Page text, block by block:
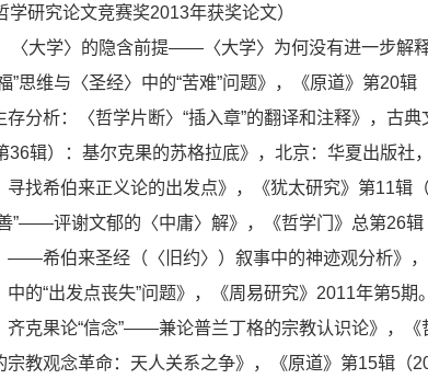
学研究论文竞赛奖2013年获奖论文）
〈大学〉的隐含前提——〈大学〉为何没有进一步解
”思维与〈圣经〉中的“苦难”问题》，《原道》第20辑
存分析：〈哲学片断〉“插入章”的翻译和注释》，古
36辑）：基尔克果的苏格拉底》，北京：华夏出版社
找希伯来正义论的出发点》，《犹太研究》第11辑（
”——评谢文郁的〈中庸〉解》，《哲学门》总第26辑
——希伯来圣经（〈旧约〉）叙事中的神迹观分析》，
的“出发点丧失”问题》，《周易研究》2011年第5期。
齐克果论“信念”——兼论普兰丁格的宗教认识论》，《
宗教观念革命：天人关系之争》，《原道》第15辑（